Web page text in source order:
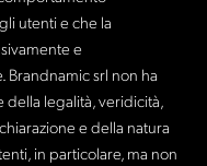
utenti e che la
e
srl non ha
legalità, veridicità,
e della natura
in particolare, ma non